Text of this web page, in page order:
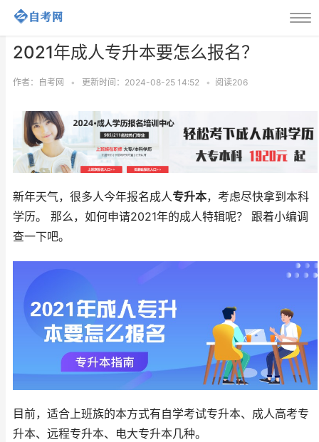
2021年成人专升本要怎么报名？
作者：自考网 • 更新时间：2024-08-25 14:52 • 阅读206
新年天气，很多人今年报名成人专升本，考虑尽快拿到本科
学历。 那么，如何申请2021年的成人特辑呢？ 跟着小编调
查一下吧。
目前，适合上班族的本方式有自学考试专升本、成人高考专
升本、远程专升本、电大专升本几种。